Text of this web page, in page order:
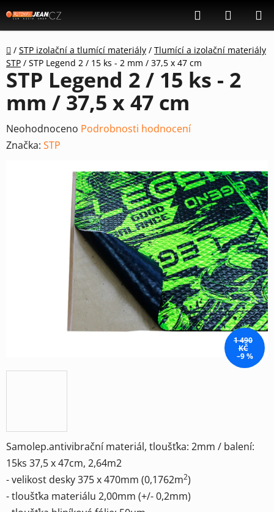
na
obsah
Hledat
KOŠÍK
Domů
/ STP izolační a tlumící materiály / Tlumící a izolační materiály
STP / STP Legend 2 / 15 ks - 2 mm / 37,5 x 47 cm
Samolep.antivibrační materiál, tloušťka: 2mm / balení:
15ks 37,5 x 47cm, 2,64m2
- velikost desky 375 x 470mm (0,1762m2)
- tloušťka materiálu 2,00mm (+/- 0,2mm)
STP Legend 2 / 15 ks - 2
mm / 37,5 x 47 cm
Průměrné
hodnocení
Neohodnoceno Podrobnosti hodnocení
Značka: STP
1 490
KČ
–9 %